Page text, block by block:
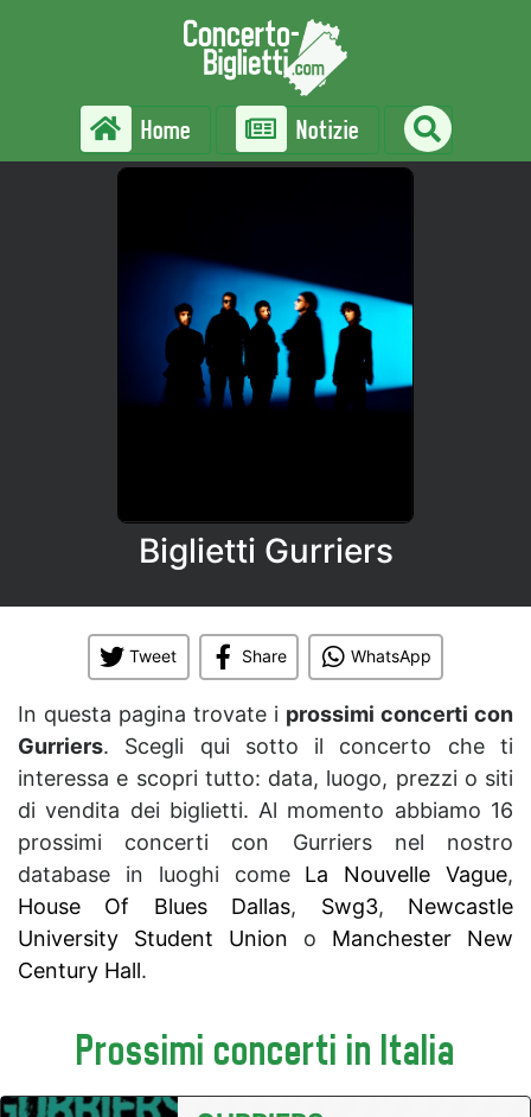
Home Notizie
Biglietti Gurriers
Tweet Share WhatsApp
In questa pagina trovate i prossimi concerti con
Gurriers. Scegli qui sotto il concerto che ti
interessa e scopri tutto: data, luogo, prezzi o siti
di vendita dei biglietti. Al momento abbiamo 16
prossimi concerti con Gurriers nel nostro
database in luoghi come La Nouvelle Vague,
House Of Blues Dallas, Swg3, Newcastle
University Student Union o Manchester New
Century Hall.
Prossimi concerti in Italia